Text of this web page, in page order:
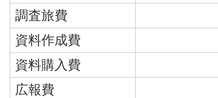
調査旅費
資料作成費
資料購入費
広報費